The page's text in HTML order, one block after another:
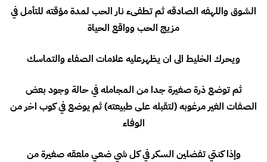
الشوق واللهفه الصادقه ثم تطفىء نار الحب لمدة مؤقته للتأمل في
مزيج الحب وواقع الحياة
ويحرك الخليط الى ان يظهرعليه علامات الصفاء والتماسك
ثم توضع ذرة صغيرة جدا من المجامله في حالة وجود بعض
الصفات الغير مرغوبه (لتقبله على طبيعته) ثم يوضع في كوب اخر من
الوفاء
وإذا كنتي تفضلين السكر في كل شي ضعي ملعقه صغيرة من